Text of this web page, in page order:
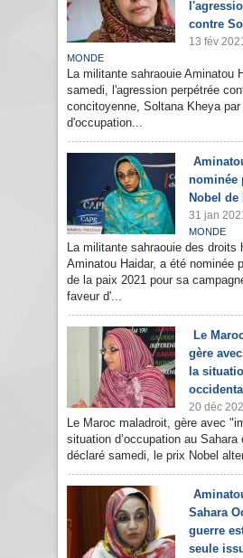
contre
13 fév
MONDE
La militante sahraouie Aminatou
samedi, l'agression perpétrée
concitoyenne, Soltana Kheya
d'occupation...
nominée
Nobel de
31 jan
MONDE
La militante sahraouie des droits
Aminatou Haidar, a été nominée
de la paix 2021 pour sa
faveur d'...
Le
gère
la
occidental
20 déc
Le Maroc maladroit, gère avec
situation d’occupation au
déclaré samedi, le prix Nobel
Sahara
guerre
seule